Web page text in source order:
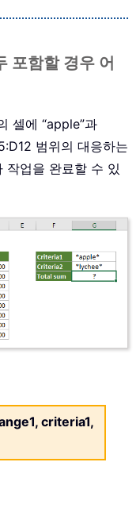
포함할 경우 어
셀에 “apple”과
범위의 대응하는
작업을 완료할 수 있
criteria1,